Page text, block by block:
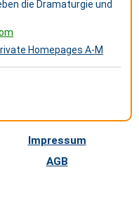
die Dramaturgie und
Homepages A-M
Impressum
AGB